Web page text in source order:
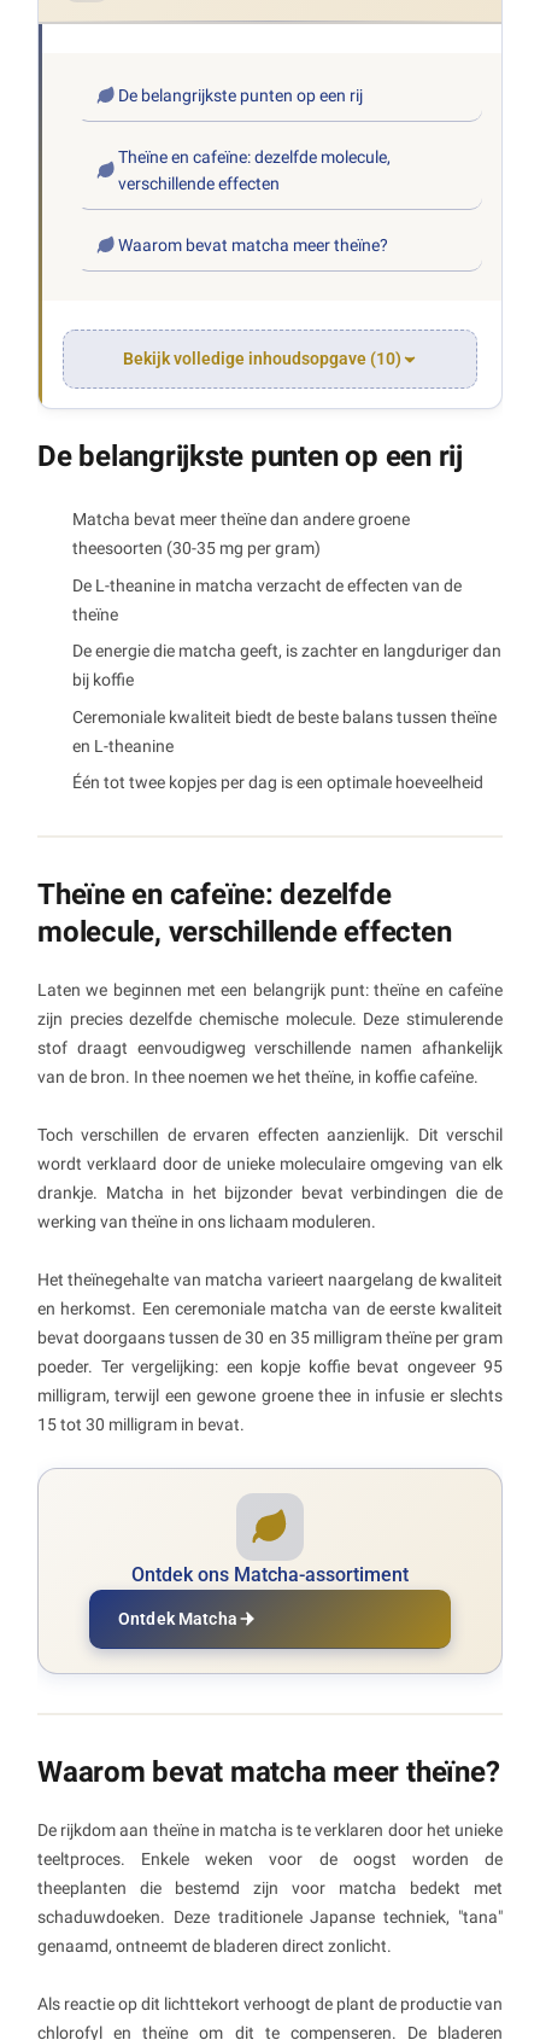
De belangrijkste punten op een rij
Theïne en cafeïne: dezelfde molecule,
verschillende effecten
Waarom bevat matcha meer theïne?
Bekijk volledige inhoudsopgave (10)
De belangrijkste punten op een rij
Matcha bevat meer theïne dan andere groene
theesoorten (30-35 mg per gram)
De L-theanine in matcha verzacht de effecten van de
theïne
De energie die matcha geeft, is zachter en langduriger dan
bij koffie
Ceremoniale kwaliteit biedt de beste balans tussen theïne
en L-theanine
Één tot twee kopjes per dag is een optimale hoeveelheid
Theïne en cafeïne: dezelfde
molecule, verschillende effecten
Laten we beginnen met een belangrijk punt: theïne en cafeïne
zijn precies dezelfde chemische molecule. Deze stimulerende
stof draagt eenvoudigweg verschillende namen afhankelijk
van de bron. In thee noemen we het theïne, in koffie cafeïne.
Toch verschillen de ervaren effecten aanzienlijk. Dit verschil
wordt verklaard door de unieke moleculaire omgeving van elk
drankje. Matcha in het bijzonder bevat verbindingen die de
werking van theïne in ons lichaam moduleren.
Het theïnegehalte van matcha varieert naargelang de kwaliteit
en herkomst. Een ceremoniale matcha van de eerste kwaliteit
bevat doorgaans tussen de 30 en 35 milligram theïne per gram
poeder. Ter vergelijking: een kopje koffie bevat ongeveer 95
milligram, terwijl een gewone groene thee in infusie er slechts
15 tot 30 milligram in bevat.
Ontdek ons Matcha-assortiment
Ontdek Matcha
Waarom bevat matcha meer theïne?
De rijkdom aan theïne in matcha is te verklaren door het unieke
teeltproces. Enkele weken voor de oogst worden de
theeplanten die bestemd zijn voor matcha bedekt met
schaduwdoeken. Deze traditionele Japanse techniek, "tana"
genaamd, ontneemt de bladeren direct zonlicht.
Als reactie op dit lichttekort verhoogt de plant de productie van
chlorofyl en theïne om dit te compenseren. De bladeren